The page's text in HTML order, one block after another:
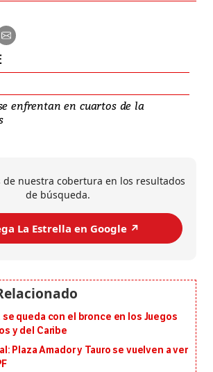
enfrentan en cuartos de la
de nuestra cobertura en los resultados
de búsqueda.
La Estrella en Google ↗️
se queda con el bronce en los Juegos
y del Caribe
Plaza Amador y Tauro se vuelven a ver